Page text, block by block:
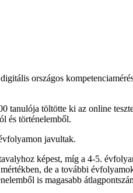
országos
töltötte ki az online
és történelemből.
javultak.
képest, míg a 4-5.
de a további
is magasabb